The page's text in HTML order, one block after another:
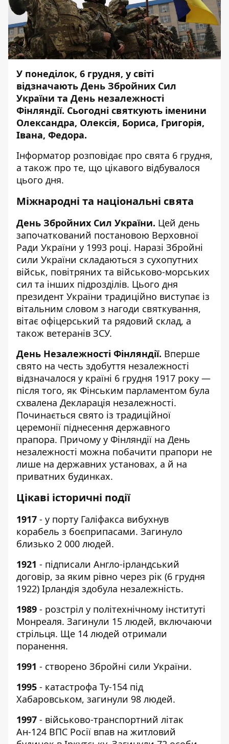
У понеділок, 6 грудня, у світі
відзначають День Збройних Сил
України та День незалежності
Фінляндії. Сьогодні святкують іменини
Олександра, Олексія, Бориса, Григорія,
Івана, Федора.
Інформатор розповідає про свята 6 грудня,
а також про те, що цікавого відбувалося
цього дня.
Міжнародні та національні свята
День Збройних Сил України. Цей день
започаткований постановою Верховної
Ради України у 1993 році. Наразі Збройні
сили України складаються з сухопутних
військ, повітряних та військово-морських
сил та інших підрозділів. Цього дня
президент України традиційно виступає із
вітальним словом з нагоди святкування,
вітає офіцерський та рядовий склад, а
також ветеранів ЗСУ.
День Незалежності Фінляндії. Вперше
свято на честь здобуття незалежності
відзначалося у країні 6 грудня 1917 року —
після того, як Фінським парламентом була
схвалена Декларація незалежності.
Починається свято із традиційної
церемонії піднесення державного
прапора. Причому у Фінляндії на День
незалежності можна побачити прапори не
лише на державних установах, а й на
приватних будинках.
Цікаві історичні події
1917 - у порту Галіфакса вибухнув
корабель з боєприпасами. Загинуло
близько 2 000 людей.
1921 - підписали Англо-ірландський
договір, за яким рівно через рік (6 грудня
1922) Ірландія здобула незалежність.
1989 - розстріл у політехнічному інституті
Монреаля. Загинули 15 людей, включаючи
стрільця. Ще 14 людей отримали
поранення.
1991 - створено Збройні сили України.
1995 - катастрофа Ту-154 під
Хабаровськом, загинули 98 людей.
1997 - військово-транспортний літак
Ан-124 ВПС Росії впав на житловий